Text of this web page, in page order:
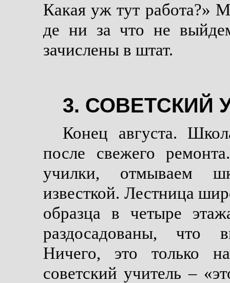
Какая уж тут работа?»
де ни за что не
зачислены в штат.
3. СОВЕТСКИЙ
Конец августа.
после свежего
училки, отмываем
известкой. Лестница
образца в четыре
раздосадованы, что
Ничего, это только
советский учитель –